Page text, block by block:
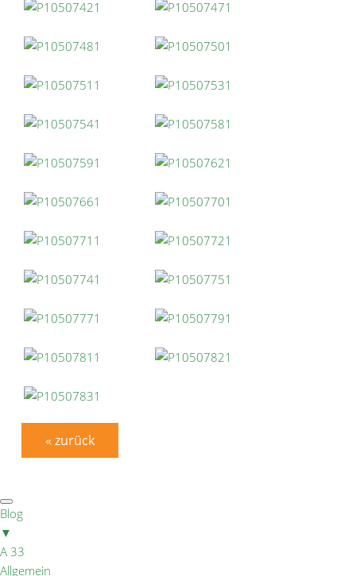
« zurück
Blog
▼
A 33
Allgemein